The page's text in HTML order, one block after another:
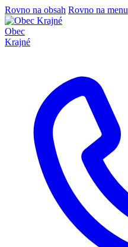
Rovno na obsah Rovno na menu
Obec
Krajné